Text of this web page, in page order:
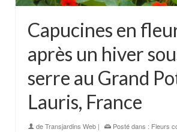
Capucines en
après un hiver
serre au Grand
Lauris, France
deTransjardins Web | Posté dans : Fleurs